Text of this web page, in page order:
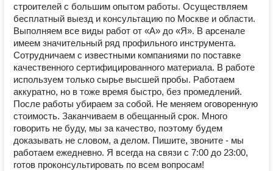
строителей с большим опытом работы. Осуществляем
бесплатный выезд и консультацию по Москве и области.
Выполняем все виды работ от «А» до «Я». В арсенале
имеем значительный ряд профильного инструмента.
Сотрудничаем с известными компаниями по поставке
качественного сертифицированного материала. В работе
используем только сырье высшей пробы. Работаем
аккуратно, но в тоже время быстро, без промедлений.
После работы убираем за собой. Не меняем оговоренную
стоимость. Заканчиваем в обещанный срок. Много
говорить не буду, мы за качество, поэтому будем
доказывать не словом, а делом. Пишите, звоните - мы
работаем ежедневно. Я всегда на связи с 7:00 до 23:00,
готов проконсультировать по всем вопросам!